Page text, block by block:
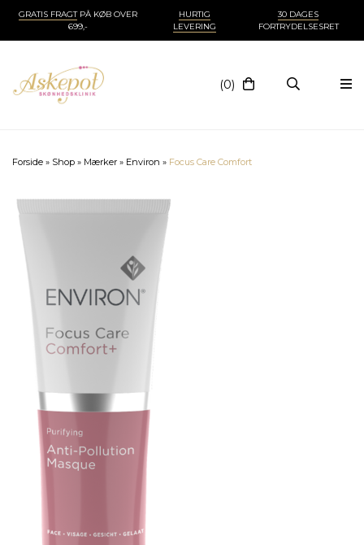
GRATIS FRAGTPÅ KØB OVER
699,-
HURTIG
LEVERING
30 DAGES
FORTRYDELSESRET
(0)
Forside » Shop » Mærker » Environ » Focus Care Comfort